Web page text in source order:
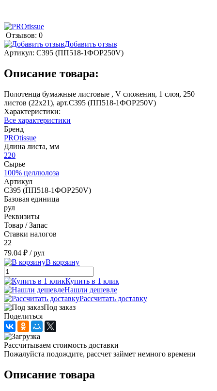
Отзывов: 0
Добавить отзыв
Артикул: С395 (ПП518-1ФОР250V)
Описание товара:
Полотенца бумажные листовые , V сложения, 1 слоя, 250
листов (22х21), арт.С395 (ПП518-1ФОР250V)
Характеристики:
Все характеристики
Бренд
PROtissue
Длина листа, мм
220
Сырье
100% целлюлоза
Артикул
С395 (ПП518-1ФОР250V)
Базовая единица
рул
Реквизиты
Товар / Запас
Ставки налогов
22
79.04 ₽ / рул
В корзину
Купить в 1 клик
Нашли дешевле
Рассчитать доставку
Под заказ
Поделиться
Рассчитываем стоимость доставки
Пожалуйста подождите, рассчет займет немного времени
Описание товара